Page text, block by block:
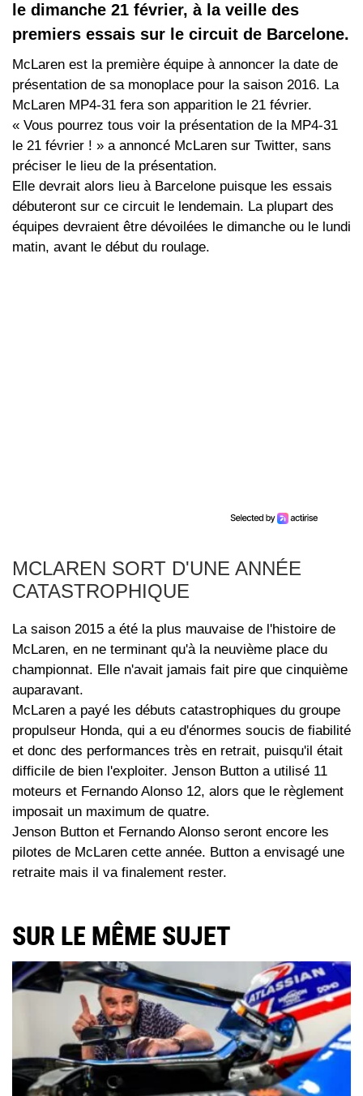
le dimanche 21 février, à la veille des
premiers essais sur le circuit de Barcelone.
McLaren est la première équipe à annoncer la date de
présentation de sa monoplace pour la saison 2016. La
McLaren MP4-31 fera son apparition le 21 février.
« Vous pourrez tous voir la présentation de la MP4-31
le 21 février ! » a annoncé McLaren sur Twitter, sans
préciser le lieu de la présentation.
Elle devrait alors lieu à Barcelone puisque les essais
débuteront sur ce circuit le lendemain. La plupart des
équipes devraient être dévoilées le dimanche ou le lundi
matin, avant le début du roulage.
MCLAREN SORT D'UNE ANNÉE
CATASTROPHIQUE
La saison 2015 a été la plus mauvaise de l'histoire de
McLaren, en ne terminant qu'à la neuvième place du
championnat. Elle n'avait jamais fait pire que cinquième
auparavant.
McLaren a payé les débuts catastrophiques du groupe
propulseur Honda, qui a eu d'énormes soucis de fiabilité
et donc des performances très en retrait, puisqu'il était
difficile de bien l'exploiter. Jenson Button a utilisé 11
moteurs et Fernando Alonso 12, alors que le règlement
imposait un maximum de quatre.
Jenson Button et Fernando Alonso seront encore les
pilotes de McLaren cette année. Button a envisagé une
retraite mais il va finalement rester.
SUR LE MÊME SUJET